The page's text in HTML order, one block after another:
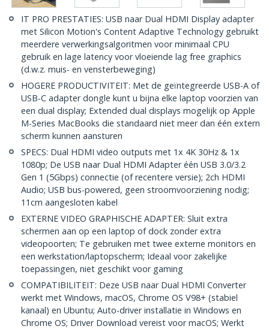
IT PRO PRESTATIES: USB naar Dual HDMI Display adapter
met Silicon Motion's Content Adaptive Technology gebruikt
meerdere verwerkingsalgoritmen voor minimaal CPU
gebruik en lage latency voor vloeiende lag free graphics
(d.w.z. muis- en vensterbeweging)
HOGERE PRODUCTIVITEIT: Met de geïntegreerde USB-A of
USB-C adapter dongle kunt u bijna elke laptop voorzien van
een dual display; Extended dual displays mogelijk op Apple
M-Series MacBooks die standaard niet meer dan één extern
scherm kunnen aansturen
SPECS: Dual HDMI video outputs met 1x 4K 30Hz & 1x
1080p; De USB naar Dual HDMI Adapter één USB 3.0/3.2
Gen 1 (5Gbps) connectie (of recentere versie); 2ch HDMI
Audio; USB bus-powered, geen stroomvoorziening nodig;
11cm aangesloten kabel
EXTERNE VIDEO GRAPHISCHE ADAPTER: Sluit extra
schermen aan op een laptop of dock zonder extra
videopoorten; Te gebruiken met twee externe monitors en
een werkstation/laptopscherm; Ideaal voor zakelijke
toepassingen, niet geschikt voor gaming
COMPATIBILITEIT: Deze USB naar Dual HDMI Converter
werkt met Windows, macOS, Chrome OS V98+ (stabiel
kanaal) en Ubuntu; Auto-driver installatie in Windows en
Chrome OS; Driver Download vereist voor macOS; Werkt